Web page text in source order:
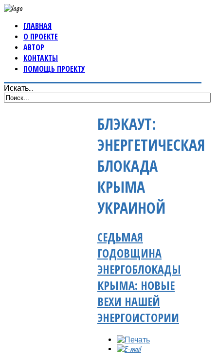
ГЛАВНАЯ
О ПРОЕКТЕ
АВТОР
КОНТАКТЫ
ПОМОЩЬ ПРОЕКТУ
Искать...
БЛЭКАУТ:
ЭНЕРГЕТИЧЕСКАЯ
БЛОКАДА
КРЫМА
УКРАИНОЙ
СЕДЬМАЯ
ГОДОВЩИНА
ЭНЕРГОБЛОКАДЫ
КРЫМА: НОВЫЕ
ВЕХИ НАШЕЙ
ЭНЕРГОИСТОРИИ